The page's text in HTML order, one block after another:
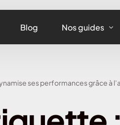
Blog Nos guides
Assurance
ses performances grâce à